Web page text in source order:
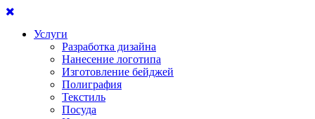
Услуги
Разработка дизайна
Нанесение логотипа
Изготовление бейджей
Полиграфия
Текстиль
Посуда